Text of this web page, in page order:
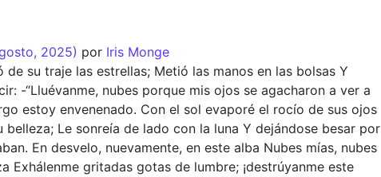
2025) por Iris Monge
su traje las estrellas; Metió las manos en las bolsas Y
-“Lluévanme, nubes porque mis ojos se agacharon a ver a
estoy envenenado. Con el sol evaporé el rocío de sus ojos
Le sonreía de lado con la luna Y dejándose besar por
En desvelo, nuevamente, en este alba Nubes mías, nubes
Exhálenme gritadas gotas de lumbre; ¡destrúyanme este